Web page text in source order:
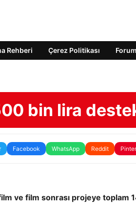
Rehberi Çerez Politikası Forum
bin lira
Facebook WhatsApp Reddit
ve film sonrası projeye toplam